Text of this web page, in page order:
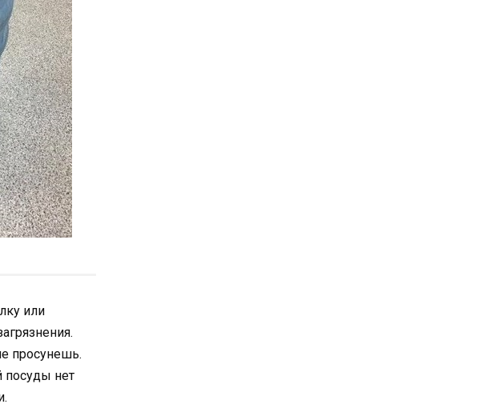
или
просунешь.
посуды нет